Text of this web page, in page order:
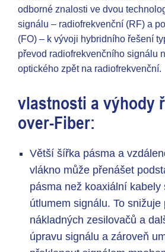
odborné znalosti ve dvou
signálu – radiofrekvenční (RF) a
(FO) – k vývoji hybridního řešení
převod radiofrekvenčního signálu
optického zpět na radiofrekvenční.
vlastnosti a výhody
over-Fiber:
Větší šířka pásma a
vlákno může přenášet
pásma než koaxiální kabely
útlumem signálu. To snižuje
nákladných zesilovačů a
úpravu signálu a zároveň